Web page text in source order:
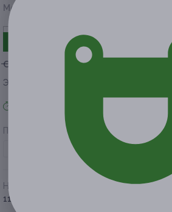
Московская обл., д. Оболдино, ул.
от 3 000 руб.
Экономия от 1 860 руб.
Поделиться с друзьями
Начало действия
11 февраля 2021 г.
Окончание